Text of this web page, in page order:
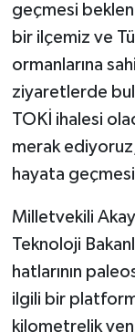
geçmesi
bir ilçemiz ve
ormanlarına
ziyaretlerde
TOKİ ihalesi
merak
hayata
Milletvekili
Teknoloji
hatlarının
ilgili bir
kilometrelik
Resmi İlan
Röportaj
Sağlık
SİYASET
Ulusal
Yaşam